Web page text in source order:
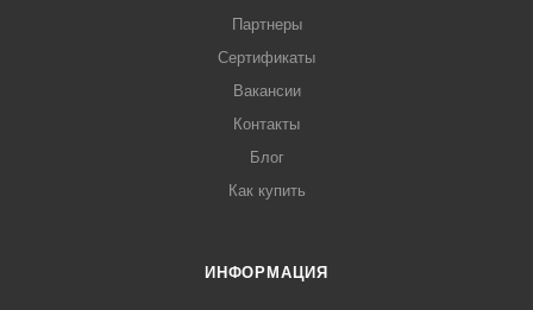
Партнеры
Сертификаты
Вакансии
Контакты
Блог
Как купить
ИНФОРМАЦИЯ